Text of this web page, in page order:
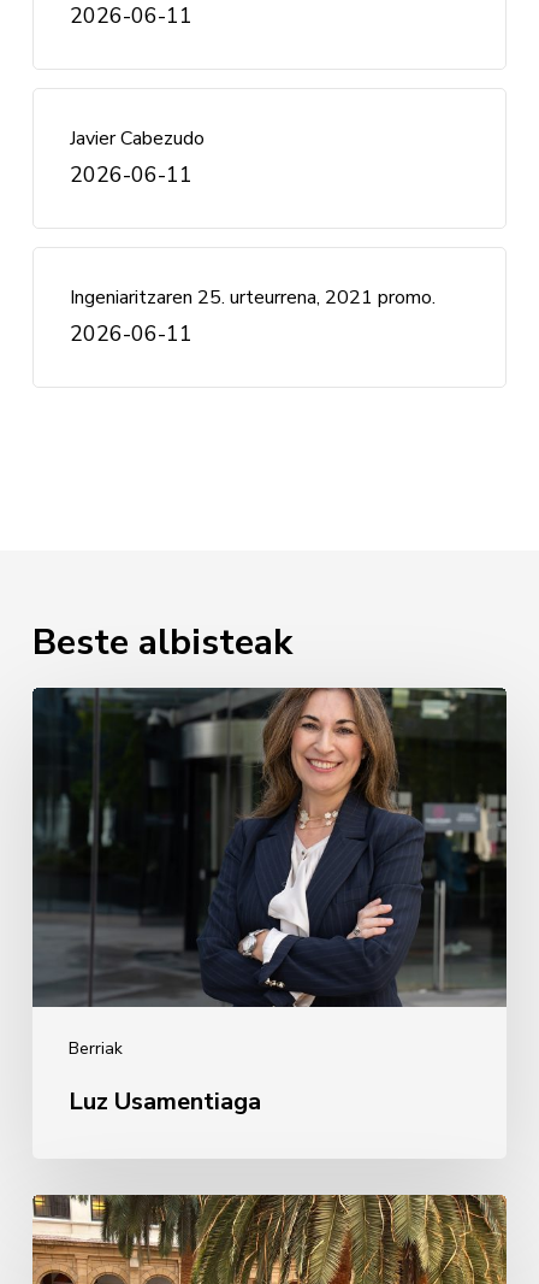
2026-06-11
Javier Cabezudo
2026-06-11
Ingeniaritzaren 25. urteurrena, 2021 promo.
2026-06-11
Beste albisteak
Berriak
Luz
Usamentiaga
Luz Usamentiaga
Inplikatzen
diren
Alumni